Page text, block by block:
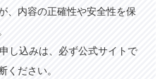
、内容の正確性や安全性を保
し込みは、必ず公式サイトで
ださい。